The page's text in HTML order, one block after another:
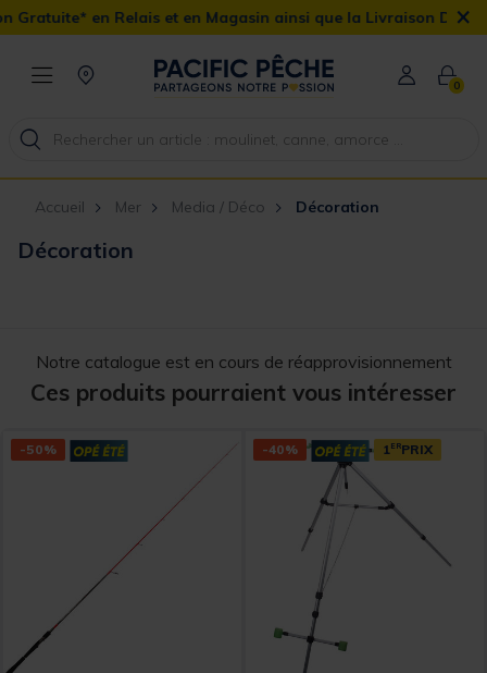
et en Magasin ainsi que la Livraison Domicile offerte dès
×
0
Accueil Mer Media / Déco Décoration
Décoration
Notre catalogue est en cours de réapprovisionnement
Ces produits pourraient vous intéresser
-50% -40% 1ERPRIX